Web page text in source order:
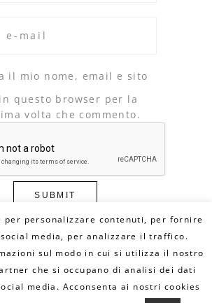
il mio nome, email e sito
questo browser per la
volta che commento.
DILLO CON UN FUMETTO. All
Rights Reserved - MAIL:
- TEL: 339.7079217 -
POLICY
COOKIE POLICY
per personalizzare contenuti, per fornire
media, per analizzare il traffico.
sul modo in cui si utilizza il nostro
che si occupano di analisi dei dati
media. Acconsenta ai nostri cookies